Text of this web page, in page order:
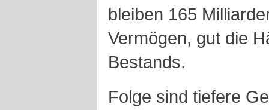
bleiben 165
Vermögen, gut die
Bestands.
Folge sind tiefere